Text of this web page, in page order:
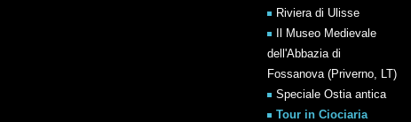
Riviera di Ulisse
Il Museo Medievale
dell'Abbazia di
Fossanova (Priverno, LT)
Speciale Ostia antica
Tour in Ciociaria